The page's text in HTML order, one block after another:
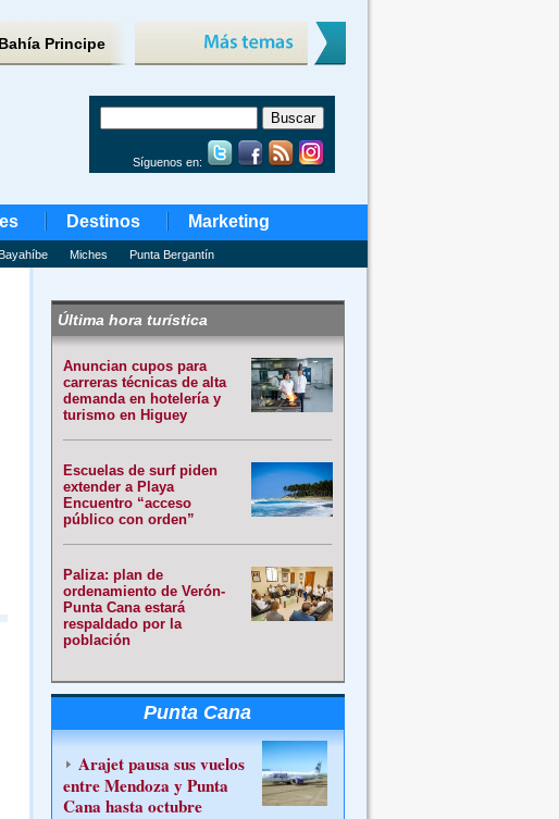
Principe
Síguenos en:
Destinos Marketing
Miches Punta Bergantín
Última hora turística
Anuncian cupos para
carreras técnicas de alta
demanda en hotelería y
turismo en Higuey
Escuelas de surf piden
extender a Playa
Encuentro “acceso
público con orden”
Paliza: plan de
ordenamiento de Verón-
Punta Cana estará
respaldado por la
población
Punta Cana
Arajet pausa sus vuelos
entre Mendoza y Punta
Cana hasta octubre